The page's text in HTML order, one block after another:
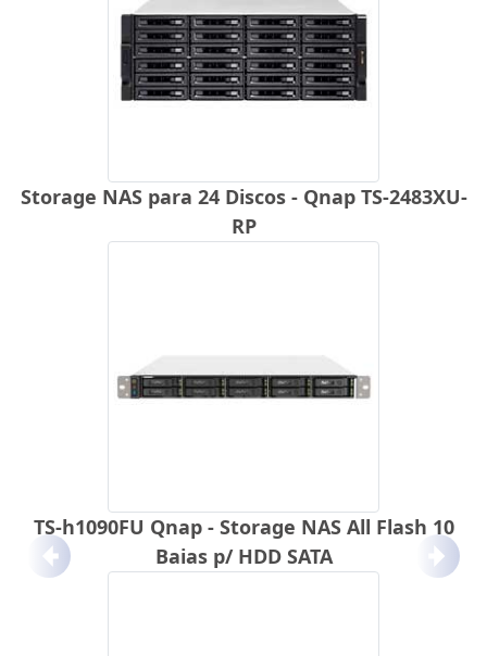
Storage NAS para 24 Discos - Qnap TS-2483XU-
RP
TS-h1090FU Qnap - Storage NAS All Flash 10
Baias p/ HDD SATA
Anterior